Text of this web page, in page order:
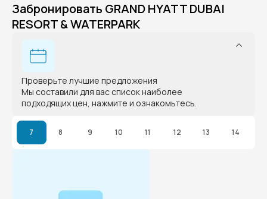
Забронировать GRAND HYATT DUBAI
RESORT & WATERPARK
Проверьте лучшие предложения
Мы составили для вас список наиболее
подходящих цен, нажмите и ознакомьтесь.
7 8 9 10 11 12 13 14